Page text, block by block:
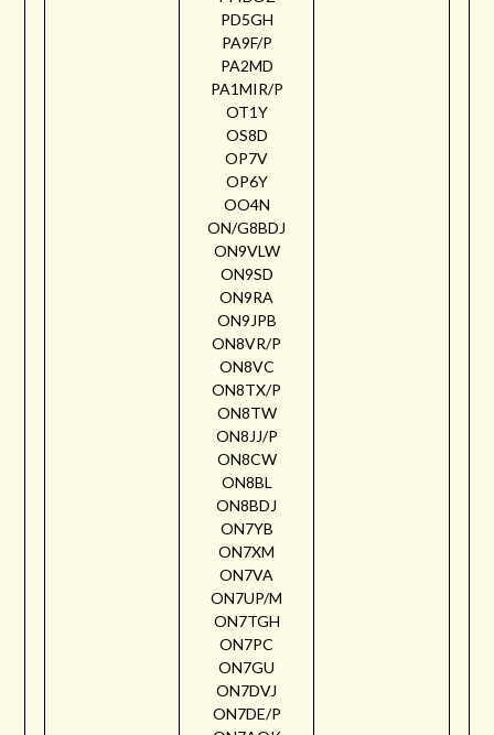
PD5GH
PA9F/P
PA2MD
PA1MIR/P
OT1Y
OS8D
OP7V
OP6Y
OO4N
ON/G8BDJ
ON9VLW
ON9SD
ON9RA
ON9JPB
ON8VR/P
ON8VC
ON8TX/P
ON8TW
ON8JJ/P
ON8CW
ON8BL
ON8BDJ
ON7YB
ON7XM
ON7VA
ON7UP/M
ON7TGH
ON7PC
ON7GU
ON7DVJ
ON7DE/P